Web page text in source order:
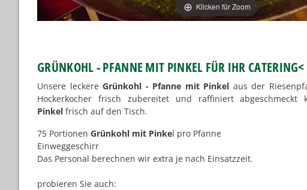
Klicken für Zoom
GRÜNKOHL - PFANNE MIT PINKEL FÜR IHR CATERING<
Unsere leckere Grünkohl - Pfanne mit Pinkel aus der
Hockerkocher frisch zubereitet und raffiniert
Pinkel frisch auf den Tisch.
75 Portionen Grünkohl mit Pinkel pro Pfanne
Einweggeschirr
Das Personal berechnen wir extra je nach Einsatzzeit.
probieren Sie auch: